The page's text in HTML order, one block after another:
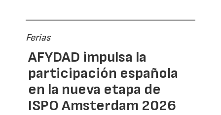
Ferias
AFYDAD impulsa la
participación española
en la nueva etapa de
ISPO Amsterdam 2026